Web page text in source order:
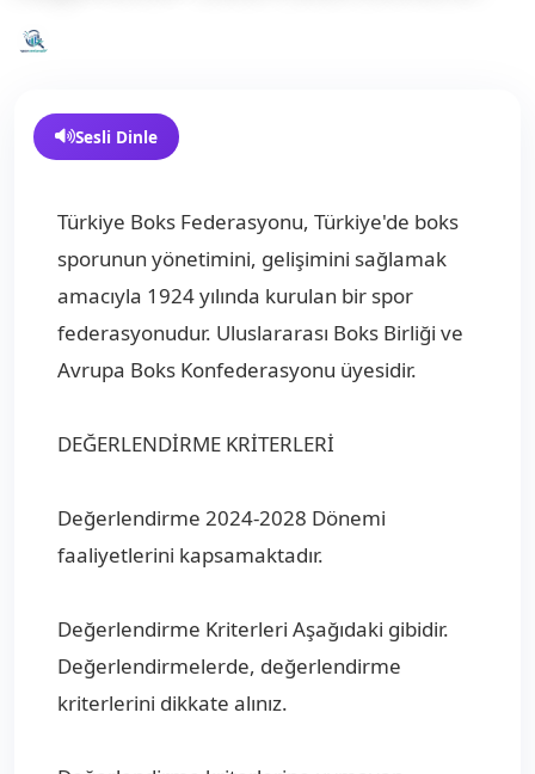
Sesli Dinle
Türkiye Boks Federasyonu, Türkiye'de boks
sporunun yönetimini, gelişimini sağlamak
amacıyla 1924 yılında kurulan bir spor
federasyonudur. Uluslararası Boks Birliği ve
Avrupa Boks Konfederasyonu üyesidir.
DEĞERLENDİRME KRİTERLERİ
Değerlendirme 2024-2028 Dönemi
faaliyetlerini kapsamaktadır.
Değerlendirme Kriterleri Aşağıdaki gibidir.
Değerlendirmelerde, değerlendirme
kriterlerini dikkate alınız.